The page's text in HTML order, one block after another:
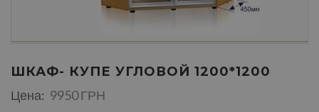
ШКАФ- КУПЕ УГЛОВОЙ 1200*1200
Цена: 9950 ГРН